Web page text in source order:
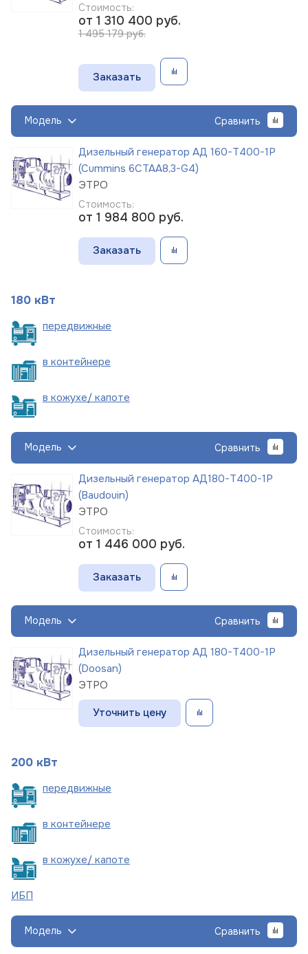
Стоимость:
от 1 310 400 руб.
1 495 179 руб.
Заказать
Модель Сравнить
Дизельный генератор АД 160-Т400-1Р
(Cummins 6CTAА8,3-G4)
ЭТРО
Стоимость:
от 1 984 800 руб.
Заказать
180 кВт
передвижные
в контейнере
в кожухе/ капоте
Модель Сравнить
Дизельный генератор АД180-Т400-1Р
(Baudouin)
ЭТРО
Стоимость:
от 1 446 000 руб.
Заказать
Модель Сравнить
Дизельный генератор АД 180-Т400-1Р
(Doosan)
ЭТРО
Уточнить цену
200 кВт
передвижные
в контейнере
в кожухе/ капоте
ИБП
Модель Сравнить